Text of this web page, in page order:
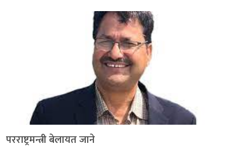
परराष्ट्रमन्त्री बेलायत जाने